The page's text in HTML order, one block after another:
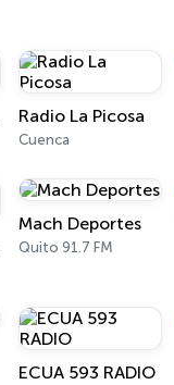
Radio La Picosa
Cuenca
Mach Deportes
Quito 91.7 FM
ECUA 593 RADIO